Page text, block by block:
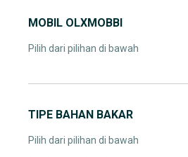
80.000-85.000
90.000-95.000(1)
105.000-110.000(2)
110.000-115.000 (2)
MOBIL OLXMOBBI
Pilih dari pilihan di bawah
TIPE BAHAN BAKAR
Pilih dari pilihan di bawah